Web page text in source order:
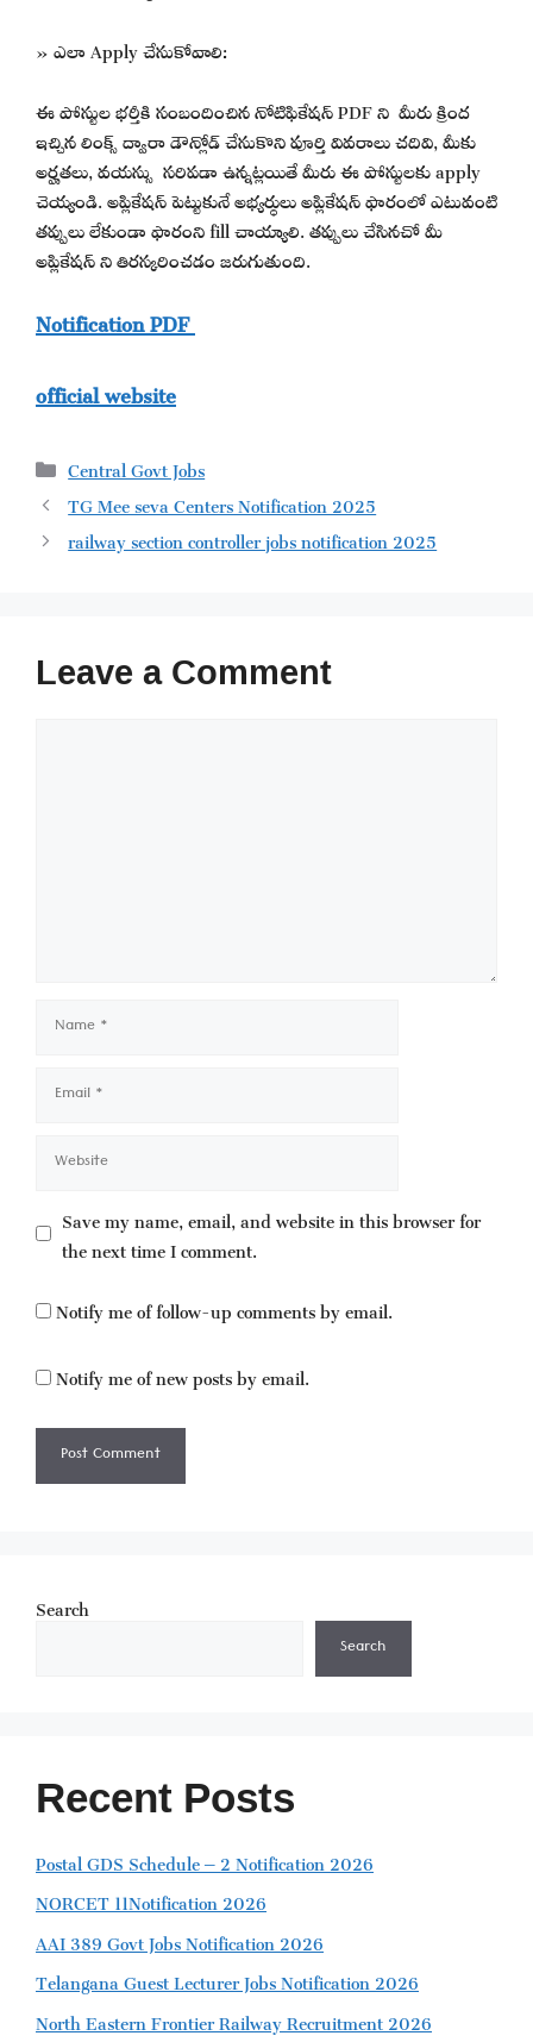
» ఎలా Apply చేసుకోవాలి:
ఈ పోస్టుల భర్తీకి సంబందించిన నోటిఫికేషన్ PDF ని మీరు క్రింద
ఇచ్చిన లింక్స్ ద్వారా డౌన్లోడ్ చేసుకొని పూర్తి వివరాలు చదివి, మీకు
అర్హతలు, వయస్సు సరిపడా ఉన్నట్లయితే మీరు ఈ పోస్టులకు apply
చెయ్యండి. అప్లికేషన్ పెట్టుకునే అభ్యర్థులు అప్లికేషన్ ఫారంలో ఎటువంటి
తప్పులు లేకుండా ఫారంని fill చాయ్యాలి. తప్పులు చేసినచో మీ
అప్లికేషన్ ని తిరస్కరించడం జరుగుతుంది.
Notification PDF
official website
Categories
Central Govt Jobs
TG Mee seva Centers Notification 2025
railway section controller jobs notification 2025
Leave a Comment
Name
Email
Website
Save my name, email, and website in this browser for
the next time I comment.
Notify me of follow-up comments by email.
Notify me of new posts by email.
Search
Search
Recent Posts
Postal GDS Schedule – 2 Notification 2026
NORCET 11Notification 2026
AAI 389 Govt Jobs Notification 2026
Telangana Guest Lecturer Jobs Notification 2026
North Eastern Frontier Railway Recruitment 2026